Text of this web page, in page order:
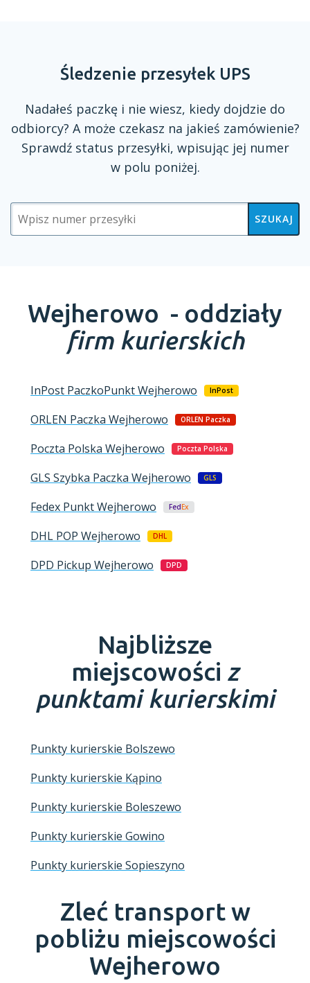
Śledzenie przesyłek UPS
Nadałeś paczkę i nie wiesz, kiedy dojdzie do
odbiorcy? A może czekasz na jakieś zamówienie?
Sprawdź status przesyłki, wpisując jej numer
w polu poniżej.
SZUKAJ
Wejherowo - oddziały
firm kurierskich
InPost PaczkoPunktWejherowo InPost
ORLEN Paczka Wejherowo ORLEN Paczka
Poczta Polska Wejherowo Poczta Polska
GLS Szybka Paczka Wejherowo GLS
Fedex PunktWejherowo FedEx
DHL POP Wejherowo DHL
DPD Pickup Wejherowo DPD
Najbliższe
miejscowości z
punktami kurierskimi
Punkty kurierskie Bolszewo
Punkty kurierskie Kąpino
Punkty kurierskie Boleszewo
Punkty kurierskie Gowino
Punkty kurierskie Sopieszyno
Zleć transport w
pobliżu miejscowości
Wejherowo